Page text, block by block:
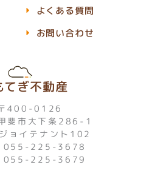
てぎ不動産
400-0126
斐市大下条286-1
ョイテナント102
055-225-3678
055-225-3679
よくある質問
お問い合わせ